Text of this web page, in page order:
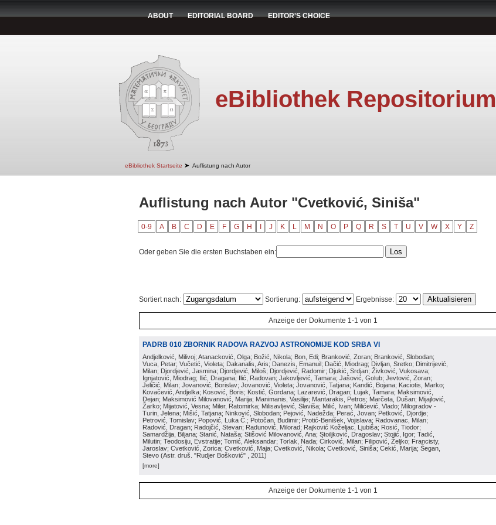
ABOUT EDITORIAL BOARD EDITOR'S CHOICE
eBibliothek Repositorium
eBibliothek Startseite ➤ Auflistung nach Autor
Auflistung nach Autor "Cvetković, Siniša"
0-9 A B C D E F G H J K L M N O P Q R S T U V W X Y Z
Oder geben Sie die ersten Buchstaben ein:
Sortiert nach: Sortierung: Ergebnisse:
Anzeige der Dokumente 1-1 von 1
PADRB 010 ZBORNIK RADOVA RAZVOJ ASTRONOMIJE KOD SRBA VI
Andjelković, Milivoj; Atanacković, Olga; Božić, Nikola; Bon, Edi; Branković, Zoran; Branković, Slobodan;
Vuca, Petar; Vučetić, Violeta; Dakanalis, Aris; Danezis, Emanuil; Dačić, Miodrag; Divljan, Sretko; Dimitrijević,
Milan; Djordjević, Jasmina; Djordjević, Miloš; Djordjević, Radomir; Djukić, Srdjan; Živković, Vukosava;
Ignjatović, Miodrag; Ilić, Dragana; Ilić, Radovan; Jakovljević, Tamara; Jašović, Golub; Jevtović, Zoran;
Jeličić, Milan; Jovanović, Borislav; Jovanović, Violeta; Jovanović, Tatjana; Kandić, Bojana; Kaciotis, Marko;
Kovačević, Andjelka; Kosović, Boris; Kostić, Gordana; Lazarević, Dragan; Lujak, Tamara; Maksimović,
Dejan; Maksimović Milovanović, Marija; Manimanis, Vasilije; Mantarakis, Petros; Marčeta, Dušan; Mijajlović,
Žarko; Mijatović, Vesna; Miler, Ratomirka; Milisavljević, Slaviša; Milić, Ivan; Milićević, Vlado; Milogradov -
Turin, Jelena; Mišić, Tatjana; Ninković, Slobodan; Pejović, Nadežda; Perać, Jovan; Petković, Djordje;
Petrović, Tomislav; Popović, Luka Č.; Potočan, Budimir; Protić-Benišek, Vojislava; Radovanac, Milan;
Radović, Dragan; Radojčić, Stevan; Radunović, Milorad; Rajković Koželjac, Ljubiša; Rosić, Tiodor;
Samardžija, Biljana; Stanić, Nataša; Stišović Milovanović, Ana; Stoiljković, Dragoslav; Stojić, Igor; Tadić,
Milutin; Teodosiju, Evstratije; Tomić, Aleksandar; Torlak, Nada; Ćirković, Milan; Filipović, Željko; Francisty,
Jaroslav; Cvetković, Zorica; Cvetković, Maja; Cvetković, Nikola; Cvetković, Siniša; Cekić, Marija; Šegan,
Stevo (Astr. druš. "Rudjer Bošković" , 2011)
[more]
Anzeige der Dokumente 1-1 von 1